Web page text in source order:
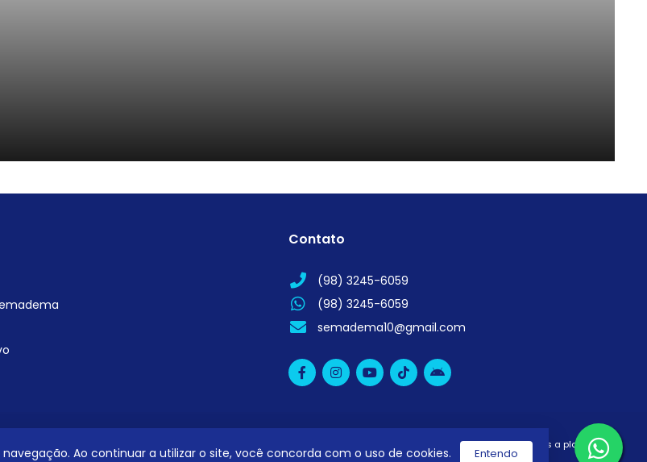
Ao continuar a utilizar o site, você concorda com o uso de cookies. Entendo
Contato
(98) 3245-6059
(98) 3245-6059
semadema10@gmail.com
utilizamos a plataforma